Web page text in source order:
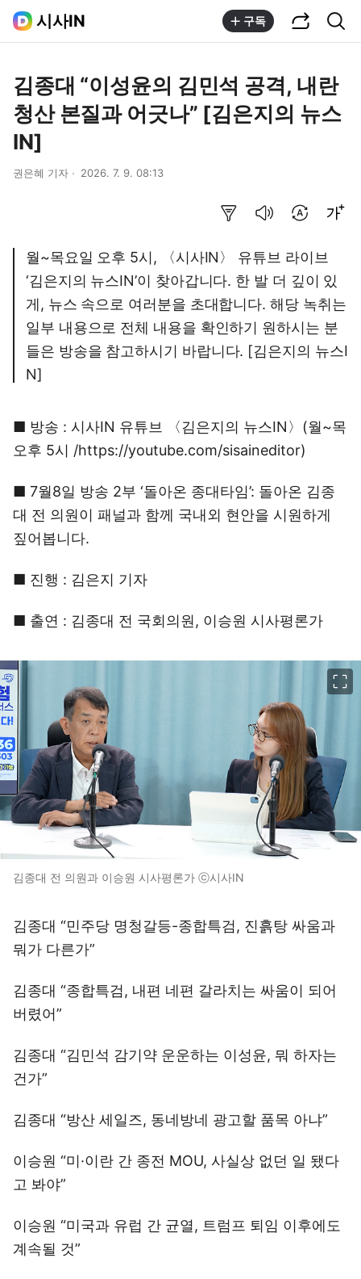
시사IN 구독
김종대 “이성윤의 김민석 공격, 내란
청산 본질과 어긋나” [김은지의 뉴스
IN]
권은혜 기자 2026. 7. 9. 08:13
월~목요일 오후 5시, 〈시사IN〉 유튜브 라이브
‘김은지의 뉴스IN’이 찾아갑니다. 한 발 더 깊이 있
게, 뉴스 속으로 여러분을 초대합니다. 해당 녹취는
일부 내용으로 전체 내용을 확인하기 원하시는 분
들은 방송을 참고하시기 바랍니다. [김은지의 뉴스I
N]
■ 방송 : 시사IN 유튜브 〈김은지의 뉴스IN〉(월~목
오후 5시 /https://youtube.com/sisaineditor)
■ 7월8일 방송 2부 ‘돌아온 종대타임’: 돌아온 김종
대 전 의원이 패널과 함께 국내외 현안을 시원하게
짚어봅니다.
■ 진행 : 김은지 기자
■ 출연 : 김종대 전 국회의원, 이승원 시사평론가
김종대 전 의원과 이승원 시사평론가 ⓒ시사IN
김종대 “민주당 명청갈등-종합특검, 진흙탕 싸움과
뭐가 다른가”
김종대 “종합특검, 내편 네편 갈라치는 싸움이 되어
버렸어”
김종대 “김민석 감기약 운운하는 이성윤, 뭐 하자는
건가”
김종대 “방산 세일즈, 동네방네 광고할 품목 아냐”
이승원 “미·이란 간 종전 MOU, 사실상 없던 일 됐다
고 봐야”
이승원 “미국과 유럽 간 균열, 트럼프 퇴임 이후에도
계속될 것”